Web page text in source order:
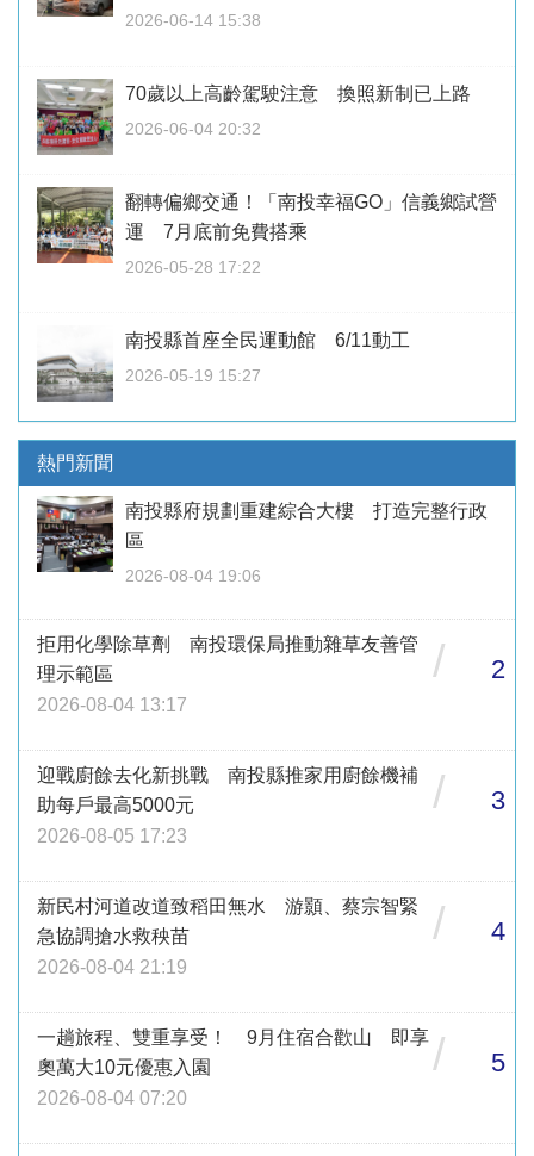
2026-06-14 15:38
70歲以上高齡駕駛注意 換照新制已上路
2026-06-04 20:32
翻轉偏鄉交通！「南投幸福GO」信義鄉試營
運 7月底前免費搭乘
2026-05-28 17:22
南投縣首座全民運動館 6/11動工
2026-05-19 15:27
熱門新聞
南投縣府規劃重建綜合大樓 打造完整行政
區
2026-08-04 19:06
拒用化學除草劑 南投環保局推動雜草友善管
理示範區
2026-08-04 13:17
/ 2
迎戰廚餘去化新挑戰 南投縣推家用廚餘機補
助每戶最高5000元
2026-08-05 17:23
/ 3
新民村河道改道致稻田無水 游顥、蔡宗智緊
急協調搶水救秧苗
2026-08-04 21:19
/ 4
一趟旅程、雙重享受！ 9月住宿合歡山 即享
奧萬大10元優惠入園
2026-08-04 07:20
/ 5